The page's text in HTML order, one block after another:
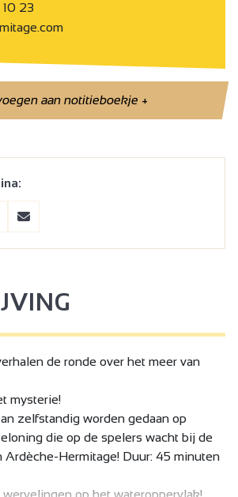
23
aan notitieboekje+
de ronde over het meer van
mysterie!
zelfstandig worden gedaan op
die op de spelers wacht bij de
Hermitage! Duur: 45 minuten
op het wateroppervlak!